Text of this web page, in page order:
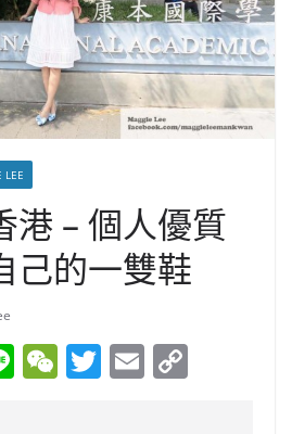
LEE
港 – 個人優質
己的一雙鞋
Li W T E